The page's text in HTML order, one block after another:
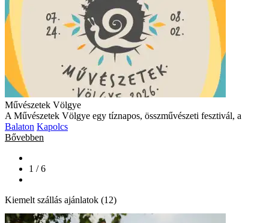
Művészetek Völgye
A Művészetek Völgye egy tíznapos, összművészeti fesztivál, a
Balaton Kapolcs
Bővebben
1 / 6
Kiemelt szállás ajánlatok (12)